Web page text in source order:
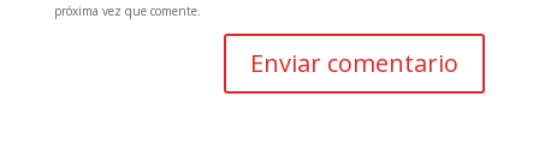
próxima vez que comente.